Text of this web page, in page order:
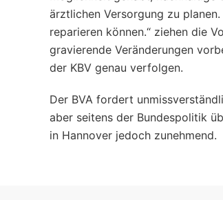
ärztlichen Versorgung zu
reparieren können.“ ziehen die
gravierende Veränderungen
der KBV genau verfolgen.
Der BVA fordert
aber seitens der Bundespolitik
in Hannover jedoch zunehmend.